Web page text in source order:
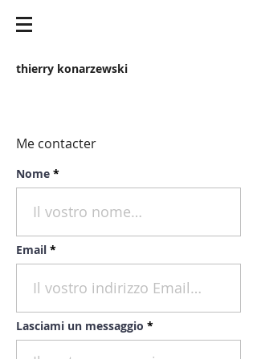
thierry konarzewski
Me contacter
Nome
Email
Lasciami un messaggio